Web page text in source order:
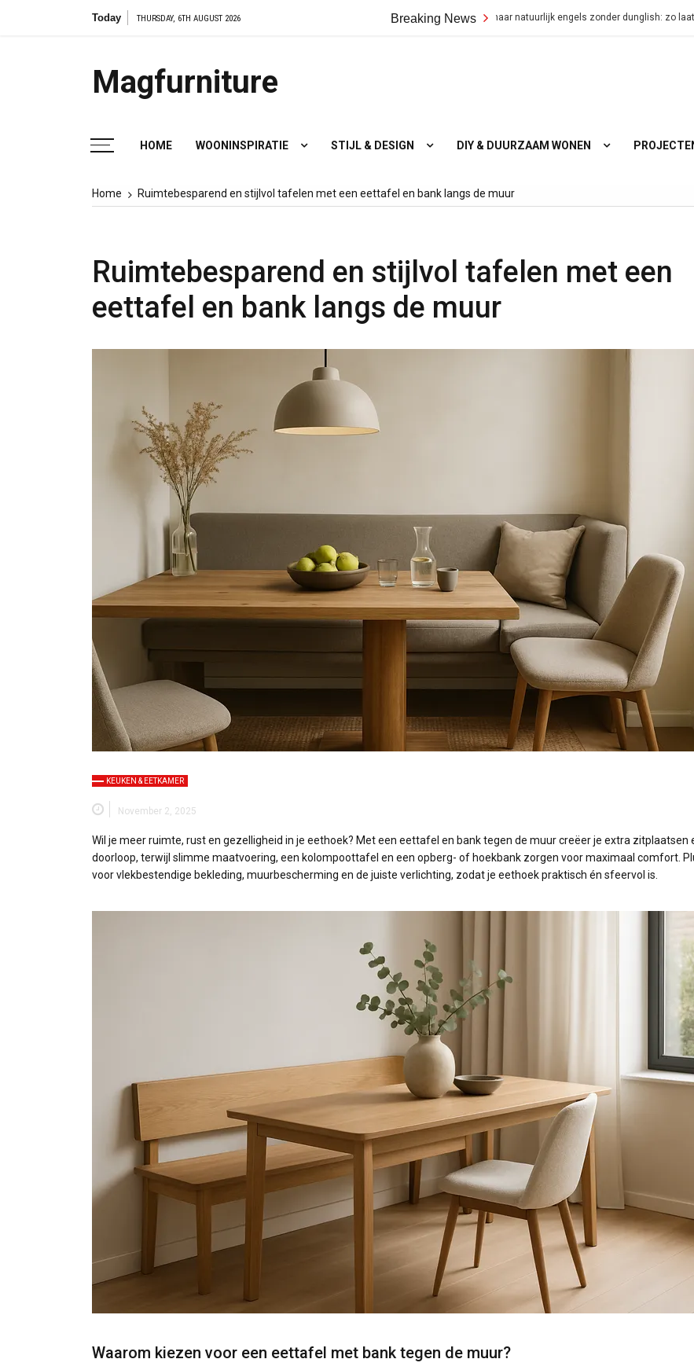
Today THURSDAY, 6TH AUGUST 2026 Breaking News
Van nederlands naar natuurlijk engels zonder dunglish: zo laat je je
Magfurniture
HOME WOONINSPIRATIE STIJL & DESIGN DIY & DUURZAAM WONEN
Home Ruimtebesparend en stijlvol tafelen met een eettafel en bank langs de muur
Ruimtebesparend en stijlvol tafelen met een
eettafel en bank langs de muur
KEUKEN & EETKAMER
November 2, 2025
Wil je meer ruimte, rust en gezelligheid in je eethoek? Met een eettafel en bank tegen de muur creëer je extra zitplaatsen
doorloop, terwijl slimme maatvoering, een kolompoottafel en een opberg- of hoekbank zorgen voor maximaal comfort.
voor vlekbestendige bekleding, muurbescherming en de juiste verlichting, zodat je eethoek praktisch én sfeervol is.
Waarom kiezen voor een eettafel met bank tegen de muur?